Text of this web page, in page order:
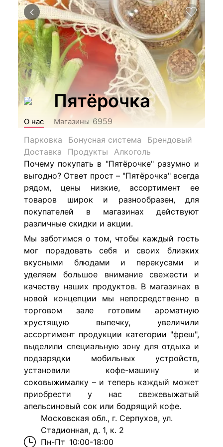
Пятёрочка
О нас Магазины 6959
Парковка
Бонусная система
Брендовый
Доставка
Продукты
Алкоголь
Почему покупать в "Пятёрочке" разумно и
выгодно? Ответ прост – "Пятёрочка" всегда
рядом, цены низкие, ассортимент ее
товаров широк и разнообразен, для
покупателей в магазинах действуют
различные скидки и акции.
Мы заботимся о том, чтобы каждый гость
мог порадовать себя и своих близких
вкусными блюдами и перекусами и
уделяем большое внимание свежести и
качеству наших продуктов. В магазинах в
новой концепции мы непосредственно в
торговом зале готовим ароматную
хрустящую выпечку, увеличили
ассортимент продукции категории "фреш",
выделили специальную зону для отдыха и
подзарядки мобильных устройств,
установили кофе-машину и
соковыжималку – и теперь каждый может
приобрести у нас свежевыжатый
апельсиновый сок или бодрящий кофе.
Московская обл., г. Серпухов, ул.
Стадионная, д. 1, к. 2
Пн-Пт 10:00-18:00